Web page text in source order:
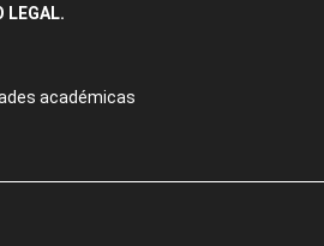
LEGAL.
académicas